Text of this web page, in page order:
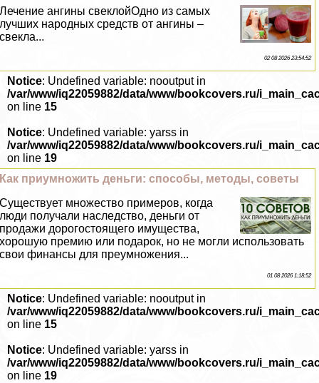
Лечение ангины свеклойОдно из самых
лучших народных средств от ангины –
свекла...
02 08 2026 23:54:52
Notice: Undefined variable: nooutput in
/var/www/iq22059882/data/www/bookcovers.ru/
on line 15
Notice: Undefined variable: yarss in
/var/www/iq22059882/data/www/bookcovers.ru/
on line 19
Как приумножить деньги: способы, методы, советы
Существует множество примеров, когда
люди получали наследство, деньги от
продажи дорогостоящего имущества,
хорошую премию или подарок, но не могли использовать
свои финансы для преумножения...
01 08 2026 1:18:52
Notice: Undefined variable: nooutput in
/var/www/iq22059882/data/www/bookcovers.ru/
on line 15
Notice: Undefined variable: yarss in
/var/www/iq22059882/data/www/bookcovers.ru/
on line 19